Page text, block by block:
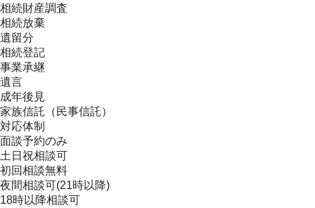
相続財産調査
相続放棄
遺留分
相続登記
事業承継
遺言
成年後見
家族信託（民事信託）
対応体制
面談予約のみ
土日祝相談可
初回相談無料
夜間相談可(21時以降)
18時以降相談可